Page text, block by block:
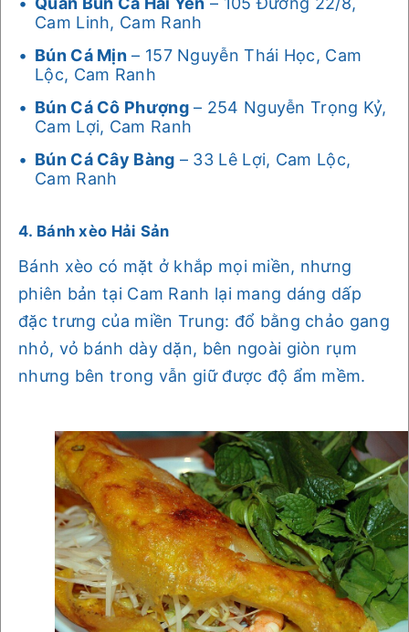
Cam Linh, Cam Ranh
Bún Cá Mịn – 157 Nguyễn Thái Học, Cam
Lộc, Cam Ranh
Bún Cá Cô Phượng– 254 Nguyễn Trọng Kỷ,
Cam Lợi, Cam Ranh
Bún Cá Cây Bàng – 33 Lê Lợi, Cam Lộc,
Cam Ranh
4. Bánh xèo Hải Sản
Bánh xèo có mặt ở khắp mọi miền, nhưng
phiên bản tại Cam Ranh lại mang dáng dấp
đặc trưng của miền Trung: đổ bằng chảo gang
nhỏ, vỏ bánh dày dặn, bên ngoài giòn rụm
nhưng bên trong vẫn giữ được độ ẩm mềm.